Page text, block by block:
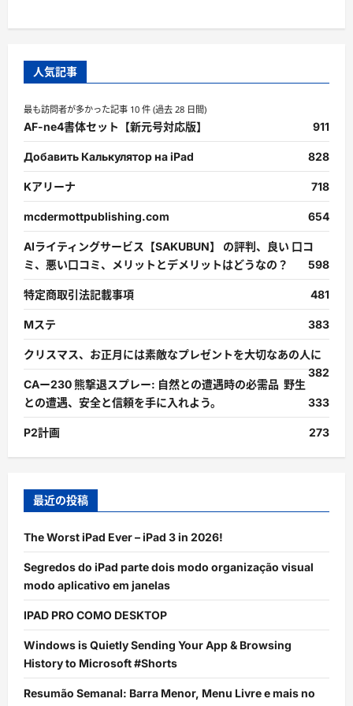
人気記事
最も訪問者が多かった記事 10 件 (過去 28 日間)
AF-ne4書体セット【新元号対応版】 911
Добавить Калькулятор на iPad 828
Kアリーナ 718
mcdermottpublishing.com 654
AIライティングサービス【SAKUBUN】 の評判、良い 口コ
ミ、悪い口コミ、メリットとデメリットはどうなの？
598
特定商取引法記載事項 481
Mステ 383
クリスマス、お正月には素敵なプレゼントを大切なあの人に
382
CAー230 熊撃退スプレー: 自然との遭遇時の必需品 野生
との遭遇、安全と信頼を手に入れよう。
333
P2計画 273
最近の投稿
The Worst iPad Ever – iPad 3 in 2026!
Segredos do iPad parte dois modo organização visual
modo aplicativo em janelas
IPAD PRO COMO DESKTOP
Windows is Quietly Sending Your App & Browsing
History to Microsoft #Shorts
Resumão Semanal: Barra Menor, Menu Livre e mais no